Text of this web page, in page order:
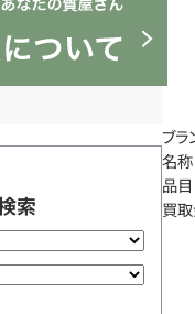
索
ブラ
名称
品目
買